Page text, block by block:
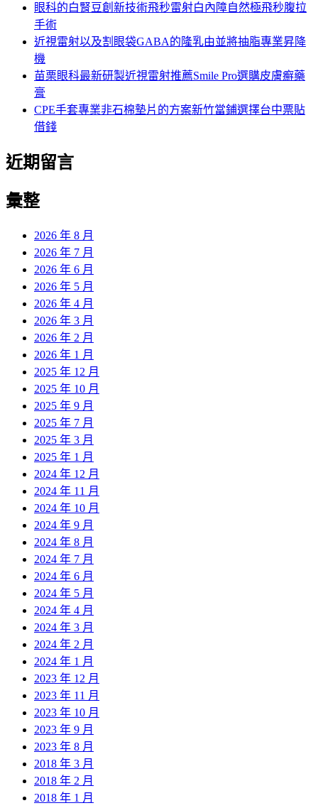
眼科的白腎豆創新技術飛秒雷射白內障自然極飛秒腹拉
手術
近視雷射以及割眼袋GABA的隆乳由並將抽脂專業昇降
機
苗栗眼科最新研製近視雷射推薦Smile Pro選購皮膚癬藥
膏
CPE手套專業非石棉墊片的方案新竹當鋪選擇台中票貼
借錢
近期留言
彙整
2026 年 8 月
2026 年 7 月
2026 年 6 月
2026 年 5 月
2026 年 4 月
2026 年 3 月
2026 年 2 月
2026 年 1 月
2025 年 12 月
2025 年 10 月
2025 年 9 月
2025 年 7 月
2025 年 3 月
2025 年 1 月
2024 年 12 月
2024 年 11 月
2024 年 10 月
2024 年 9 月
2024 年 8 月
2024 年 7 月
2024 年 6 月
2024 年 5 月
2024 年 4 月
2024 年 3 月
2024 年 2 月
2024 年 1 月
2023 年 12 月
2023 年 11 月
2023 年 10 月
2023 年 9 月
2023 年 8 月
2018 年 3 月
2018 年 2 月
2018 年 1 月